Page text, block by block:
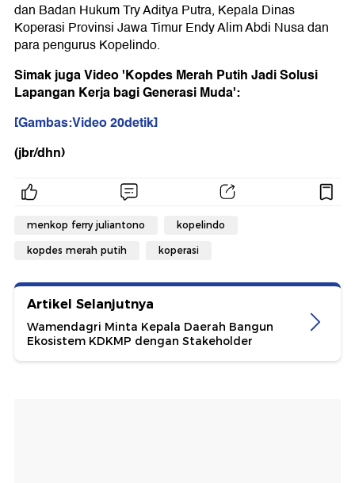
dan Badan Hukum Try Aditya Putra, Kepala Dinas
Koperasi Provinsi Jawa Timur Endy Alim Abdi Nusa dan
para pengurus Kopelindo.
Simak juga Video 'Kopdes Merah Putih Jadi Solusi
Lapangan Kerja bagi Generasi Muda':
[Gambas:Video 20detik]
(jbr/dhn)
menkop ferry juliantono kopelindo
kopdes merah putih koperasi
Artikel Selanjutnya
Wamendagri Minta Kepala Daerah Bangun
Ekosistem KDKMP dengan Stakeholder